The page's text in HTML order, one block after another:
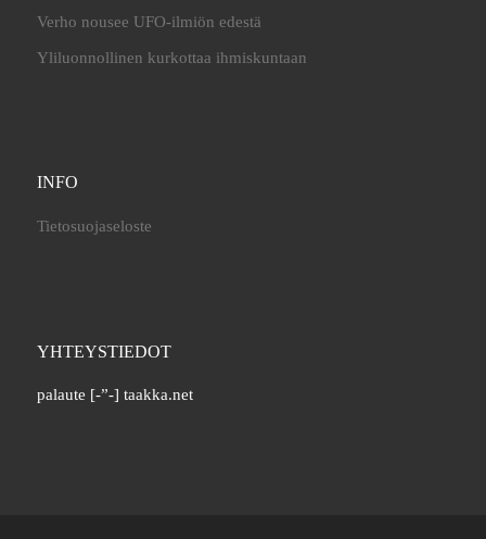
Verho nousee UFO-ilmiön edestä
Yliluonnollinen kurkottaa ihmiskuntaan
INFO
Tietosuojaseloste
YHTEYSTIEDOT
palaute [-”-] taakka.net